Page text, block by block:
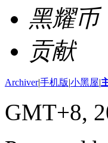
黑耀币
贡献
Archiver|手机版|小黑屋|
GMT+8,